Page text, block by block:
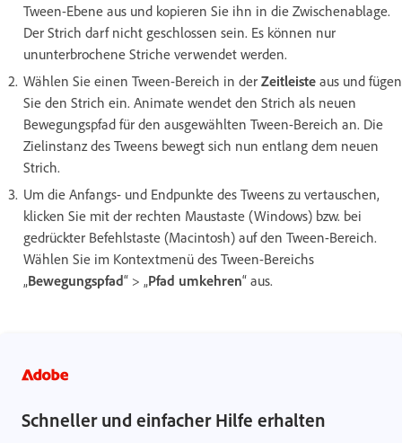
Tween-Ebene aus und kopieren Sie ihn in die Zwischenablage.
Der Strich darf nicht geschlossen sein. Es können nur
ununterbrochene Striche verwendet werden.
Wählen Sie einen Tween-Bereich in der Zeitleiste aus und fügen
Sie den Strich ein. Animate wendet den Strich als neuen
Bewegungspfad für den ausgewählten Tween-Bereich an. Die
Zielinstanz des Tweens bewegt sich nun entlang dem neuen
Strich.
Um die Anfangs- und Endpunkte des Tweens zu vertauschen,
klicken Sie mit der rechten Maustaste (Windows) bzw. bei
gedrückter Befehlstaste (Macintosh) auf den Tween-Bereich.
Wählen Sie im Kontextmenü des Tween-Bereichs
„Bewegungspfad“ > „Pfad umkehren“ aus.
Schneller und einfacher Hilfe erhalten